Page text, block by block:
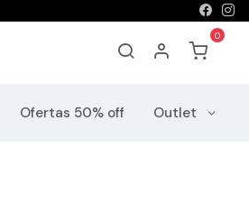
Ofertas 50% off Outlet